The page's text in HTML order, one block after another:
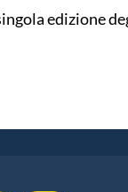
edizione